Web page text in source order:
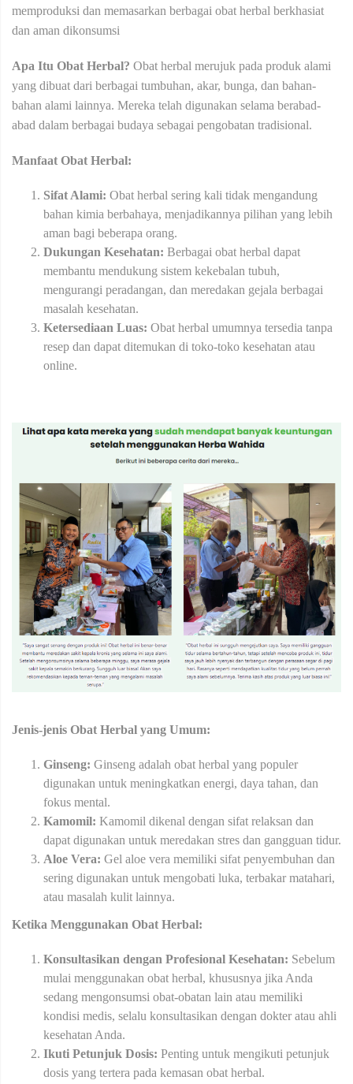
memproduksi dan memasarkan berbagai obat herbal berkhasiat
dan aman dikonsumsi
Apa Itu Obat Herbal? Obat herbal merujuk pada produk alami
yang dibuat dari berbagai tumbuhan, akar, bunga, dan bahan-
bahan alami lainnya. Mereka telah digunakan selama berabad-
abad dalam berbagai budaya sebagai pengobatan tradisional.
Manfaat Obat Herbal:
Sifat Alami: Obat herbal sering kali tidak mengandung
bahan kimia berbahaya, menjadikannya pilihan yang lebih
aman bagi beberapa orang.
Dukungan Kesehatan: Berbagai obat herbal dapat
membantu mendukung sistem kekebalan tubuh,
mengurangi peradangan, dan meredakan gejala berbagai
masalah kesehatan.
Ketersediaan Luas: Obat herbal umumnya tersedia tanpa
resep dan dapat ditemukan di toko-toko kesehatan atau
online.
Jenis-jenis Obat Herbal yang Umum:
Ginseng: Ginseng adalah obat herbal yang populer
digunakan untuk meningkatkan energi, daya tahan, dan
fokus mental.
Kamomil: Kamomil dikenal dengan sifat relaksan dan
dapat digunakan untuk meredakan stres dan gangguan tidur.
Aloe Vera: Gel aloe vera memiliki sifat penyembuhan dan
sering digunakan untuk mengobati luka, terbakar matahari,
atau masalah kulit lainnya.
Ketika Menggunakan Obat Herbal:
Konsultasikan dengan Profesional Kesehatan: Sebelum
mulai menggunakan obat herbal, khususnya jika Anda
sedang mengonsumsi obat-obatan lain atau memiliki
kondisi medis, selalu konsultasikan dengan dokter atau ahli
kesehatan Anda.
Ikuti Petunjuk Dosis: Penting untuk mengikuti petunjuk
dosis yang tertera pada kemasan obat herbal.